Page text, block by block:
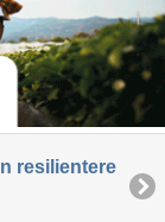
resilientere